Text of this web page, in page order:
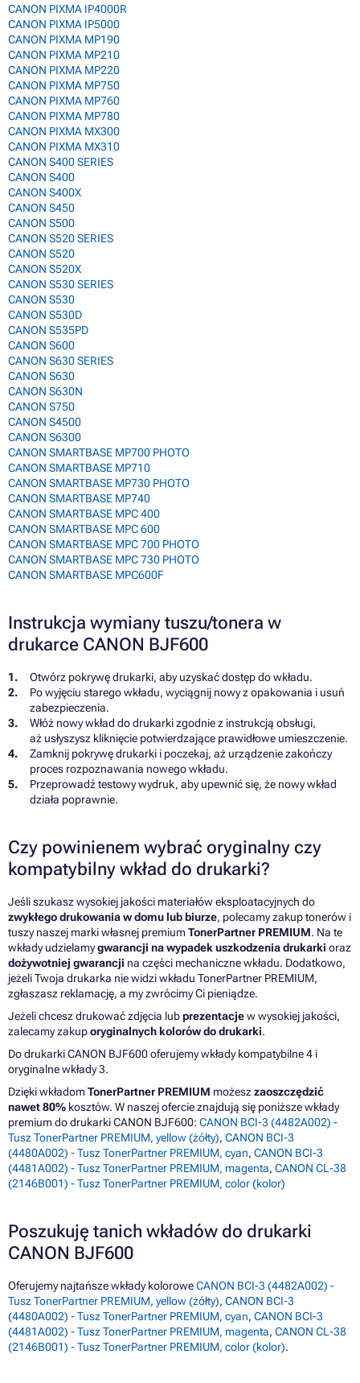
CANON PIXMA IP4000R
CANON PIXMA IP5000
CANON PIXMA MP190
CANON PIXMA MP210
CANON PIXMA MP220
CANON PIXMA MP750
CANON PIXMA MP760
CANON PIXMA MP780
CANON PIXMA MX300
CANON PIXMA MX310
CANON S400 SERIES
CANON S400
CANON S400X
CANON S450
CANON S500
CANON S520 SERIES
CANON S520
CANON S520X
CANON S530 SERIES
CANON S530
CANON S530D
CANON S535PD
CANON S600
CANON S630 SERIES
CANON S630
CANON S630N
CANON S750
CANON S4500
CANON S6300
CANON SMARTBASE MP700 PHOTO
CANON SMARTBASE MP710
CANON SMARTBASE MP730 PHOTO
CANON SMARTBASE MP740
CANON SMARTBASE MPC 400
CANON SMARTBASE MPC 600
CANON SMARTBASE MPC 700 PHOTO
CANON SMARTBASE MPC 730 PHOTO
CANON SMARTBASE MPC600F
Instrukcja wymiany tuszu/tonera w
drukarce CANON BJF600
Otwórz pokrywę drukarki, aby uzyskać dostęp do wkładu.
Po wyjęciu starego wkładu, wyciągnij nowy z opakowania i usuń
zabezpieczenia.
Włóż nowy wkład do drukarki zgodnie z instrukcją obsługi,
aż usłyszysz kliknięcie potwierdzające prawidłowe umieszczenie.
Zamknij pokrywę drukarki i poczekaj, aż urządzenie zakończy
proces rozpoznawania nowego wkładu.
Przeprowadź testowy wydruk, aby upewnić się, że nowy wkład
działa poprawnie.
Czy powinienem wybrać oryginalny czy
kompatybilny wkład do drukarki?
Jeśli szukasz wysokiej jakości materiałów eksploatacyjnych do
zwykłego drukowania w domu lub biurze, polecamy zakup tonerów i
tuszy naszej marki własnej premiumTonerPartner PREMIUM. Na te
wkłady udzielamygwarancji na wypadek uszkodzenia drukarki oraz
dożywotniej gwarancji na części mechaniczne wkładu. Dodatkowo,
jeżeli Twoja drukarka nie widzi wkładu TonerPartner PREMIUM,
zgłaszasz reklamację, a my zwrócimy Ci pieniądze.
Jeżeli chcesz drukować zdjęcia lubprezentacjew wysokiej jakości,
zalecamy zakuporyginalnych kolorów do drukarki.
Do drukarki CANON BJF600 oferujemy wkłady kompatybilne 4 i
oryginalne wkłady 3.
Dzięki wkładomTonerPartner PREMIUM możeszzaoszczędzić
nawet 80% kosztów. W naszej ofercie znajdują się poniższe wkłady
premium do drukarki CANON BJF600: CANON BCI-3 (4482A002) -
Tusz TonerPartner PREMIUM, yellow (żółty), CANON BCI-3
(4480A002) - Tusz TonerPartner PREMIUM, cyan, CANON BCI-3
(4481A002) - Tusz TonerPartner PREMIUM, magenta, CANON CL-38
(2146B001) - Tusz TonerPartner PREMIUM, color (kolor)
Poszukuję tanich wkładów do drukarki
CANON BJF600
Oferujemy najtańsze wkłady koloroweCANON BCI-3 (4482A002) -
Tusz TonerPartner PREMIUM, yellow (żółty), CANON BCI-3
(4480A002) - Tusz TonerPartner PREMIUM, cyan, CANON BCI-3
(4481A002) - Tusz TonerPartner PREMIUM, magenta, CANON CL-38
(2146B001) - Tusz TonerPartner PREMIUM, color (kolor).